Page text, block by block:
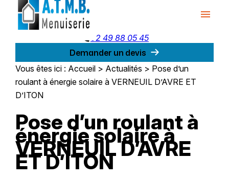
menu
phone 02 49 88 05 45
Demander un devis
Vous êtes ici : Accueil> Actualités > Pose d’un
roulant à énergie solaire à VERNEUIL D’AVRE ET
D’ITON
Pose d’un roulant à
énergie solaire à
VERNEUIL D’AVRE
ET D’ITON
Panneau de gestion des cookies